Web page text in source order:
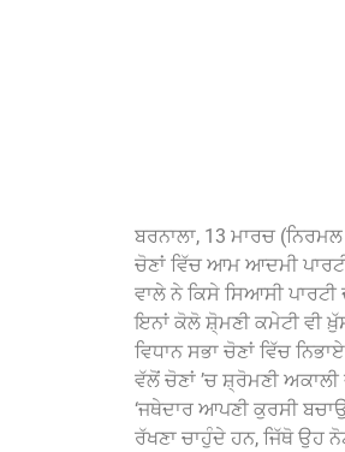
ਬਰਨਾਲਾ, 13 ਮਾਰਚ
ਚੋਣਾਂ ਵਿੱਚ ਆਮ ਆਦਮੀ
ਵਾਲੇ ਨੇ ਕਿਸੇ ਸਿਆਸੀ ਪਾਰਟੀ
ਇਨਾਂ ਕੋਲੋ ਸ਼ੋ੍ਮਣੀ ਕਮੇਟੀ ਵੀ
ਵਿਧਾਨ ਸਭਾ ਚੋਣਾਂ ਵਿੱਚ
ਵੱਲੋਂ ਚੋਣਾਂ ’ਚ ਸ਼੍ਰੋਮਣੀ
‘ਜਥੇਦਾਰ ਆਪਣੀ ਕੁਰਸੀ
ਰੱਖਣਾ ਚਾਹੁੰਦੇ ਹਨ, ਜਿੱਥੋ ਉਹ